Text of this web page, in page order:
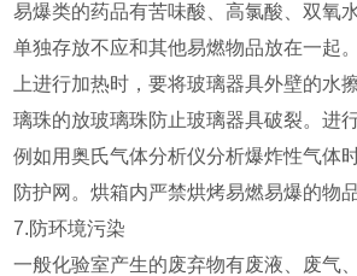
易爆类的药品有苦味酸、高氯酸、双氧
单独存放不应和其他易燃物品放在一起
上进行加热时，要将玻璃器具外壁的水
璃珠的放玻璃珠防止玻璃器具破裂。进
例如用奥氏气体分析仪分析爆炸性气体
防护网。烘箱内严禁烘烤易燃易爆的物品
7.防环境污染
一般化验室产生的废弃物有废液、废气